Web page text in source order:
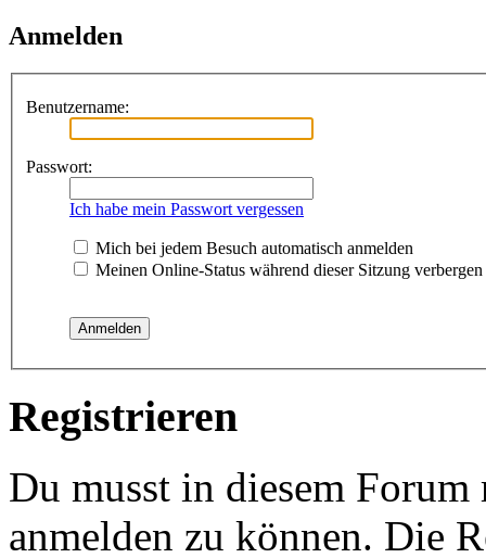
Anmelden
Benutzername:
Passwort:
Ich habe mein Passwort vergessen
Mich bei jedem Besuch automatisch anmelden
Meinen Online-Status während dieser Sitzung verbergen
Registrieren
Du musst in diesem
anmelden zu können. Die